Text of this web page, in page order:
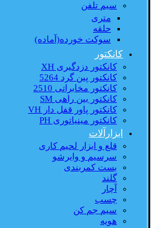
سیم تلفن
متری
حلقه
سوکت خورده(آماده)
کانکتور
کانکتور دزدگیری XH
کانکتور پین گرد 5264
کانکتور مخابراتی 2510
کانکتور بین راهی SM
کانکتور پاور قفل دار VH
کانکتور مینیاتوری PH
ابزارآلات
قلع و ابزار لحیم کاری
سرسیم و وایرشو
بست کمربندی
گلند
آچار
چسب
سیم جم کن
هویه